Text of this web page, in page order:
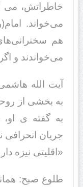
خاطراتش، می
می‌خواند‌‌.
هم
می‌خواند‌‌ند‌‌ و
آیت الله
به بخشی از
به گفته ی
جریان انحرافی
«اقلیتی نیزه
طلوع صبح: